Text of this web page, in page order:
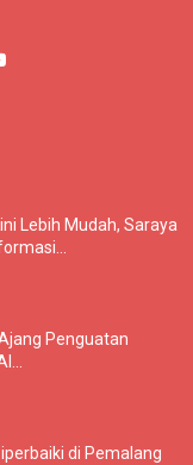
Lebih Mudah, Saraya
Penguatan
di Pemalang